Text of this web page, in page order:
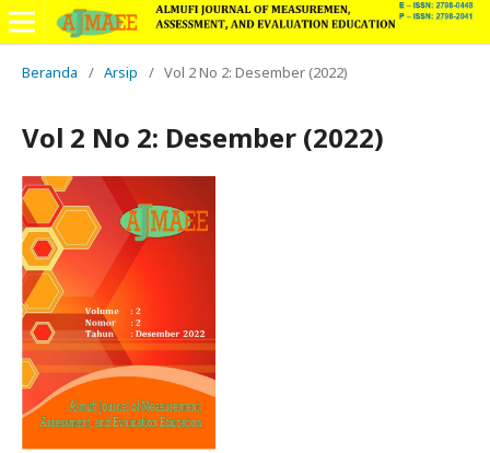
Beranda / Arsip / Vol 2 No 2: Desember (2022)
Vol 2 No 2: Desember (2022)